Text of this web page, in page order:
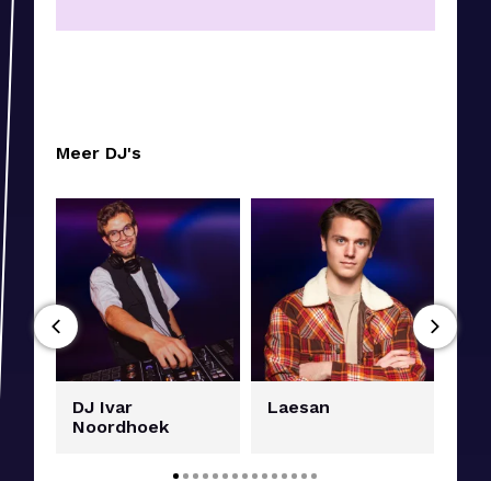
Meer DJ's
DJ Ivar
Noordhoek
Laesan